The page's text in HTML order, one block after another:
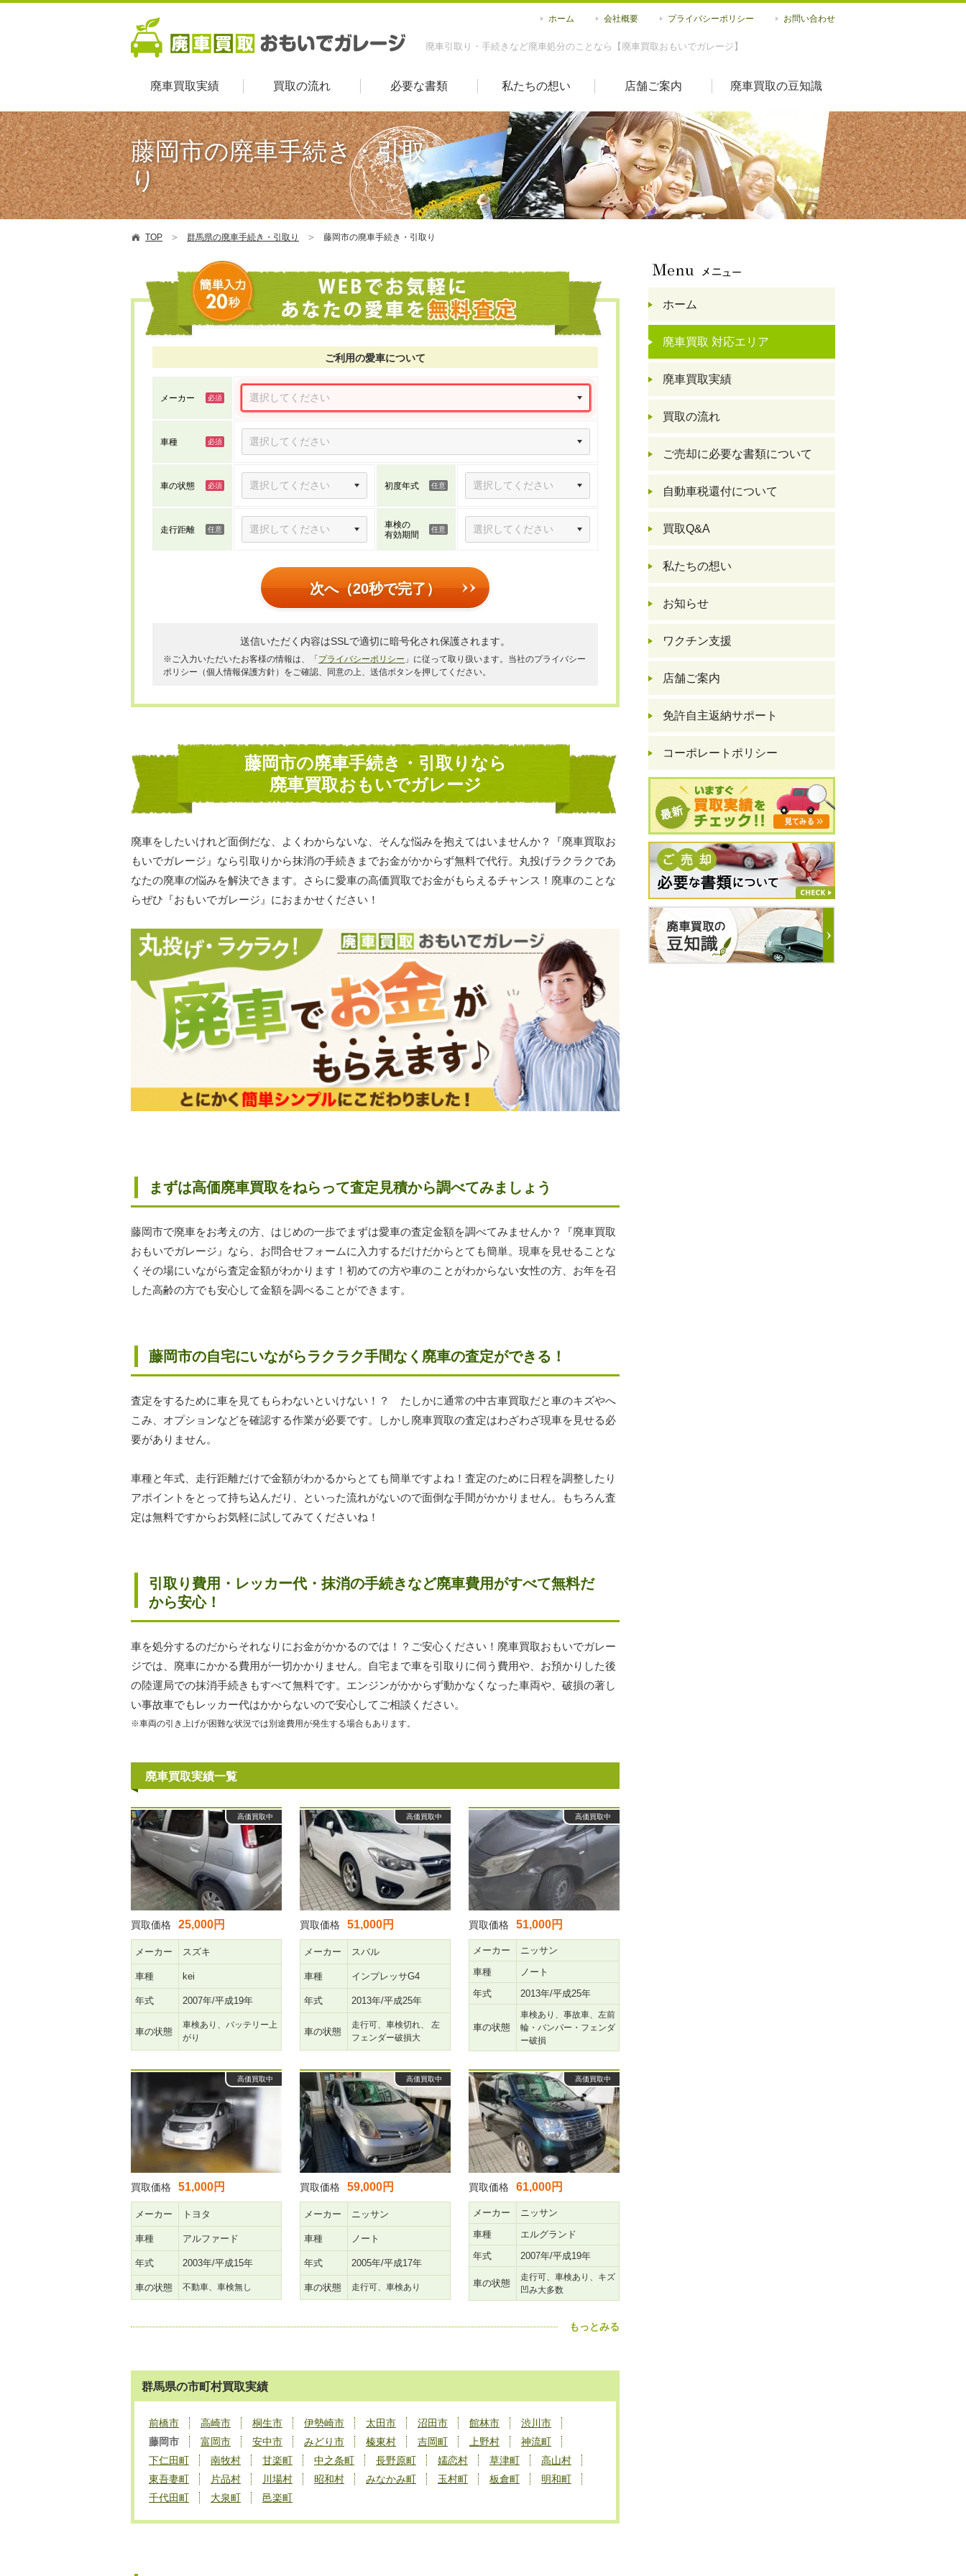
廃車引取り・手続きなど廃車処分のことなら【廃車買取おもいでガレージ】
ホーム 会社概要 プライバシーポリシー お問い合わせ
廃車買取実績 買取の流れ 必要な書類 私たちの想い 店舗ご案内 廃車買取の豆知識
藤岡市の廃車手続き・引取
り
TOP 群馬県の廃車手続き・引取り 藤岡市の廃車手続き・引取り
ご利用の愛車について
メーカー
車種
車の状態 初度年式
走行距離
車検の
有効期間
次へ（20秒で完了）
送信いただく内容はSSLで適切に暗号化され保護されます。
※ご入力いただいたお客様の情報は、「 プライバシーポリシー 」に従って取り扱います。当社のプライバシー
ポリシー（個人情報保護方針）をご確認、同意の上、送信ボタンを押してください。
藤岡市の廃車手続き・引取りなら
廃車買取おもいでガレージ
廃車をしたいけれど面倒だな、よくわからないな、そんな悩みを抱えてはいませんか？『廃車買取お
もいでガレージ』なら引取りから抹消の手続きまでお金がかからず無料で代行。丸投げラクラクであ
なたの廃車の悩みを解決できます。さらに愛車の高価買取でお金がもらえるチャンス！廃車のことな
らぜひ『おもいでガレージ』におまかせください！
まずは高価廃車買取をねらって査定見積から調べてみましょう
藤岡市で廃車をお考えの方、はじめの一歩でまずは愛車の査定金額を調べてみませんか？『廃車買取
おもいでガレージ』なら、お問合せフォームに入力するだけだからとても簡単。現車を見せることな
くその場にいながら査定金額がわかります！初めての方や車のことがわからない女性の方、お年を召
した高齢の方でも安心して金額を調べることができます。
藤岡市の自宅にいながらラクラク手間なく廃車の査定ができる！
査定をするために車を見てもらわないといけない！？ たしかに通常の中古車買取だと車のキズやへ
こみ、オプションなどを確認する作業が必要です。しかし廃車買取の査定はわざわざ現車を見せる必
要がありません。
車種と年式、走行距離だけで金額がわかるからとても簡単ですよね！査定のために日程を調整したり
アポイントをとって持ち込んだり、といった流れがないので面倒な手間がかかりません。もちろん査
定は無料ですからお気軽に試してみてくださいね！
引取り費用・レッカー代・抹消の手続きなど廃車費用がすべて無料だ
から安心！
車を処分するのだからそれなりにお金がかかるのでは！？ご安心ください！廃車買取おもいでガレー
ジでは、廃車にかかる費用が一切かかりません。自宅まで車を引取りに伺う費用や、お預かりした後
の陸運局での抹消手続きもすべて無料です。エンジンがかからず動かなくなった車両や、破損の著し
い事故車でもレッカー代はかからないので安心してご相談ください。
※車両の引き上げが困難な状況では別途費用が発生する場合もあります。
廃車買取実績一覧
高価買取中
買取価格 25,000円
メーカー スズキ
車種 kei
年式 2007年/平成19年
車の状態
車検あり、バッテリー上
がり
高価買取中
買取価格 51,000円
メーカー スバル
車種 インプレッサG4
年式 2013年/平成25年
車の状態
走行可、車検切れ、 左
フェンダー破損大
高価買取中
買取価格 51,000円
メーカー
ニッサン
車種
ノート
年式
2013年/平成25年
車の状態
車検あり、事故車、左前
輪・バンパー・フェンダ
ー破損
高価買取中
買取価格 51,000円
メーカー トヨタ
車種 アルファード
年式 2003年/平成15年
車の状態 不動車、車検無し
高価買取中
買取価格 59,000円
メーカー ニッサン
車種 ノート
年式 2005年/平成17年
車の状態 走行可、車検あり
高価買取中
買取価格 61,000円
メーカー
ニッサン
車種
エルグランド
年式
2007年/平成19年
車の状態
走行可、車検あり、キズ
凹み大多数
もっとみる
群馬県の市町村買取実績
前橋市 高崎市 桐生市 伊勢崎市 太田市 沼田市 館林市
渋川市
藤岡市
富岡市 安中市 みどり市 榛東村 吉岡町 上野村
神流町
下仁田町
南牧村 甘楽町 中之条町 長野原町 嬬恋村 草津町
高山村
東吾妻町
片品村 川場村 昭和村 みなかみ町 玉村町 板倉町
明和町
千代田町
大泉町 邑楽町
ホーム
廃車買取 対応エリア
廃車買取実績
買取の流れ
ご売却に必要な書類について
自動車税還付について
買取Q&A
私たちの想い
お知らせ
ワクチン支援
店舗ご案内
免許自主返納サポート
コーポレートポリシー